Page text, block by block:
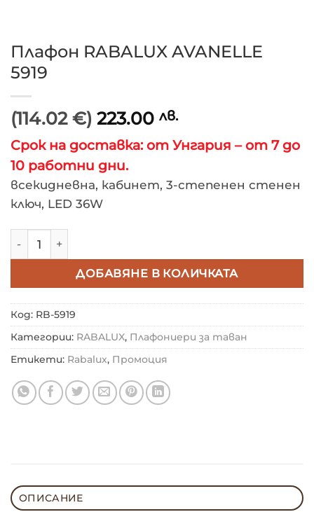
Плафон RABALUX AVANELLE
5919
(114.02 €) 223.00 лв.
Срок на доставка: от Унгария – от 7 до
10 работни дни.
всекидневна, кабинет, 3-степенен стенен
ключ, LED 36W
ДОБАВЯНЕ В КОЛИЧКАТА
Код: RB-5919
Категории: RABALUX, Плафониери за таван
Етикети: Rabalux, Промоция
ОПИСАНИЕ